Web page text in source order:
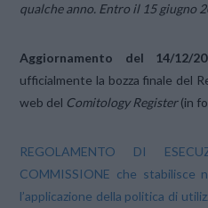
qualche anno. Entro il 15 giugno
Aggiornamento del 14/12/
ufficialmente la bozza finale del
web del Comitology Register(in
REGOLAMENTO DI
COMMISSIONE che stabilisce
l’applicazione della politica di